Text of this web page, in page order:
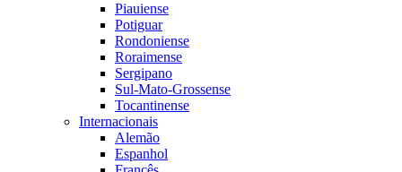
Piauiense
Potiguar
Rondoniense
Roraimense
Sergipano
Sul-Mato-Grossense
Tocantinense
Internacionais
Alemão
Espanhol